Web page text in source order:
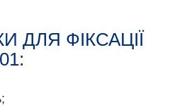
ДЛЯ ФІКСАЦІЇ